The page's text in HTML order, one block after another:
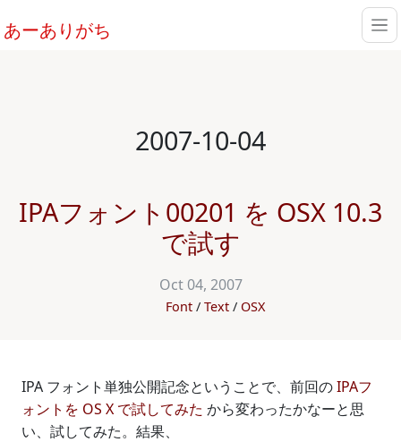
あーありがち
2007-10-04
IPAフォント00201 を OSX 10.3
で試す
Oct 04, 2007
Font Text OSX
IPA フォント単独公開記念ということで、前回のIPAフ
ォントを OS X で試してみた から変わったかなーと思
い、試してみた。結果、